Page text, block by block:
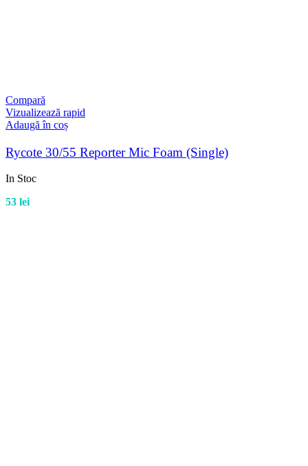
Compară
Vizualizează rapid
Adaugă în coș
Rycote 30/55 Reporter Mic Foam (Single)
In Stoc
53 lei